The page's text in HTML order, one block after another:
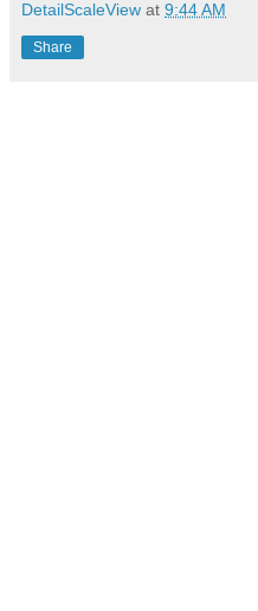
DetailScaleView at 9:44 AM
Share